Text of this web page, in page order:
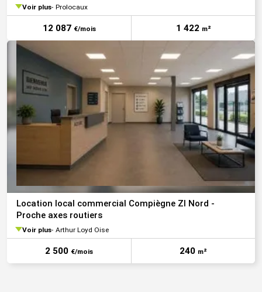
Voir plus Prolocaux
12 087 €/mois 1 422 m²
Location local commercial Compiègne ZI Nord -
Proche axes routiers
Voir plus Arthur Loyd Oise
2 500 €/mois 240 m²